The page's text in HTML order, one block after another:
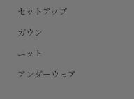
セットアップ
ガウン
ニット
アンダーウェア